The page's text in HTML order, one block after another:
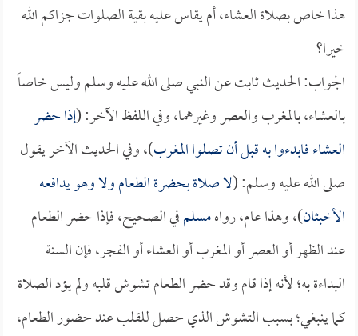
هذا خاص بصلاة العشاء، أم يقاس عليه بقية الصلوات جزاكم الله
خيرا؟
الجواب: الحديث ثابت عن النبي صلى الله عليه وسلم وليس خاصاً
بالعشاء، بالمغرب والعصر وغيرهما، وفي اللفظ الآخر: (إذا حضر
العشاء فابدءوا به قبل أن تصلوا المغرب)، وفي الحديث الآخر يقول
صلى الله عليه وسلم: (لا صلاة بحضرة الطعام ولا وهو يدافعه
الأخبثان)، وهذا عام، رواهمسلمفي الصحيح، فإذا حضر الطعام
عند الظهر أو العصر أو المغرب أو العشاء أو الفجر، فإن السنة
البداءة به؛ لأنه إذا قام وقد حضر الطعام تشوش قلبه ولم يؤد الصلاة
كما ينبغي؛ بسبب التشوش الذي حصل للقلب عند حضور الطعام،